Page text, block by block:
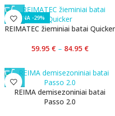
-29%
REIMATEC žieminiai batai Quicker
59.95 € – 84.95 €
REIMA demisezoniniai batai
Passo 2.0